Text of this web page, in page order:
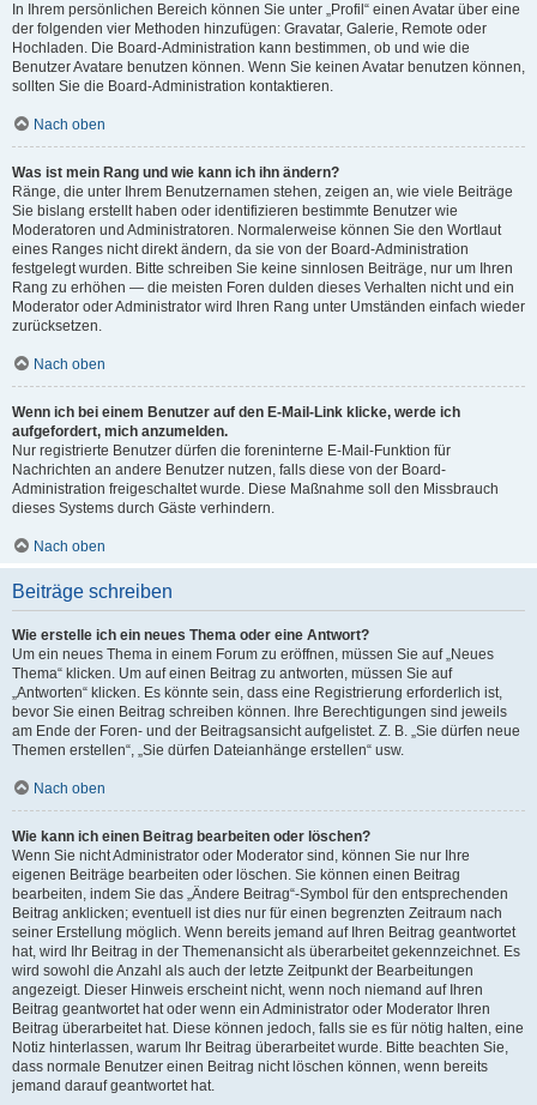
In Ihrem persönlichen Bereich können Sie unter „Profil“ einen Avatar über eine
der folgenden vier Methoden hinzufügen: Gravatar, Galerie, Remote oder
Hochladen. Die Board-Administration kann bestimmen, ob und wie die
Benutzer Avatare benutzen können. Wenn Sie keinen Avatar benutzen können,
sollten Sie die Board-Administration kontaktieren.
Nach oben
Was ist mein Rang und wie kann ich ihn ändern?
Ränge, die unter Ihrem Benutzernamen stehen, zeigen an, wie viele Beiträge
Sie bislang erstellt haben oder identifizieren bestimmte Benutzer wie
Moderatoren und Administratoren. Normalerweise können Sie den Wortlaut
eines Ranges nicht direkt ändern, da sie von der Board-Administration
festgelegt wurden. Bitte schreiben Sie keine sinnlosen Beiträge, nur um Ihren
Rang zu erhöhen — die meisten Foren dulden dieses Verhalten nicht und ein
Moderator oder Administrator wird Ihren Rang unter Umständen einfach wieder
zurücksetzen.
Nach oben
Wenn ich bei einem Benutzer auf den E-Mail-Link klicke, werde ich
aufgefordert, mich anzumelden.
Nur registrierte Benutzer dürfen die foreninterne E-Mail-Funktion für
Nachrichten an andere Benutzer nutzen, falls diese von der Board-
Administration freigeschaltet wurde. Diese Maßnahme soll den Missbrauch
dieses Systems durch Gäste verhindern.
Nach oben
Beiträge schreiben
Wie erstelle ich ein neues Thema oder eine Antwort?
Um ein neues Thema in einem Forum zu eröffnen, müssen Sie auf „Neues
Thema“ klicken. Um auf einen Beitrag zu antworten, müssen Sie auf
„Antworten“ klicken. Es könnte sein, dass eine Registrierung erforderlich ist,
bevor Sie einen Beitrag schreiben können. Ihre Berechtigungen sind jeweils
am Ende der Foren- und der Beitragsansicht aufgelistet. Z. B. „Sie dürfen neue
Themen erstellen“, „Sie dürfen Dateianhänge erstellen“ usw.
Nach oben
Wie kann ich einen Beitrag bearbeiten oder löschen?
Wenn Sie nicht Administrator oder Moderator sind, können Sie nur Ihre
eigenen Beiträge bearbeiten oder löschen. Sie können einen Beitrag
bearbeiten, indem Sie das „Ändere Beitrag“-Symbol für den entsprechenden
Beitrag anklicken; eventuell ist dies nur für einen begrenzten Zeitraum nach
seiner Erstellung möglich. Wenn bereits jemand auf Ihren Beitrag geantwortet
hat, wird Ihr Beitrag in der Themenansicht als überarbeitet gekennzeichnet. Es
wird sowohl die Anzahl als auch der letzte Zeitpunkt der Bearbeitungen
angezeigt. Dieser Hinweis erscheint nicht, wenn noch niemand auf Ihren
Beitrag geantwortet hat oder wenn ein Administrator oder Moderator Ihren
Beitrag überarbeitet hat. Diese können jedoch, falls sie es für nötig halten, eine
Notiz hinterlassen, warum Ihr Beitrag überarbeitet wurde. Bitte beachten Sie,
dass normale Benutzer einen Beitrag nicht löschen können, wenn bereits
jemand darauf geantwortet hat.